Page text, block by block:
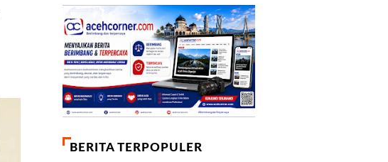
BERITA TERPOPULER